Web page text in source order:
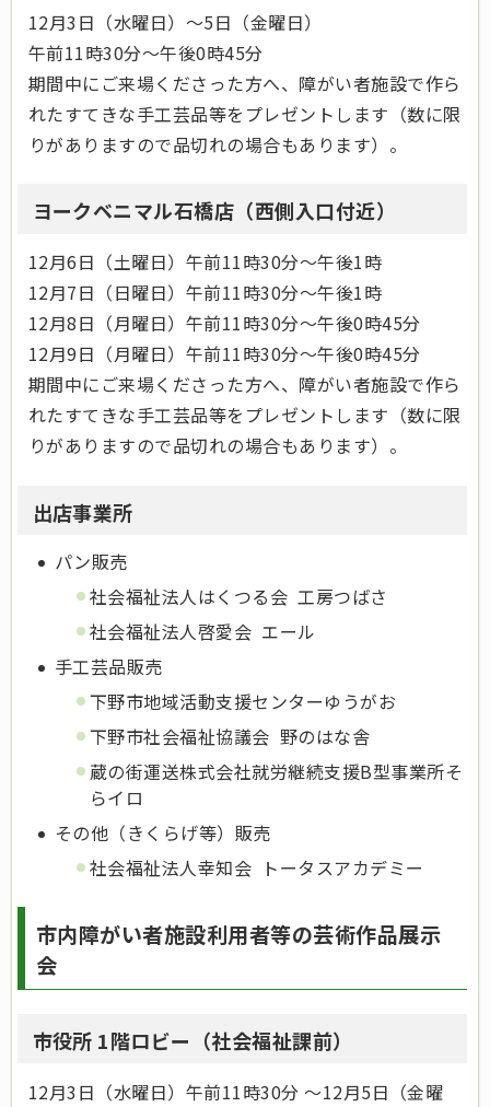
12月3日（水曜日）～5日（金曜日）
午前11時30分～午後0時45分
期間中にご来場くださった方へ、障がい者施設で作ら
れたすてきな手工芸品等をプレゼントします（数に限
りがありますので品切れの場合もあります）。
ヨークベニマル石橋店（西側入口付近）
12月6日（土曜日）午前11時30分～午後1時
12月7日（日曜日）午前11時30分～午後1時
12月8日（月曜日）午前11時30分～午後0時45分
12月9日（月曜日）午前11時30分～午後0時45分
期間中にご来場くださった方へ、障がい者施設で作ら
れたすてきな手工芸品等をプレゼントします（数に限
りがありますので品切れの場合もあります）。
出店事業所
パン販売
社会福祉法人はくつる会 工房つばさ
社会福祉法人啓愛会 エール
手工芸品販売
下野市地域活動支援センターゆうがお
下野市社会福祉協議会 野のはな舎
蔵の街運送株式会社就労継続支援B型事業所そ
らイロ
その他（きくらげ等）販売
社会福祉法人幸知会 トータスアカデミー
市内障がい者施設利用者等の芸術作品展示
会
市役所 1階ロビー（社会福祉課前）
12月3日（水曜日）午前11時30分 ～12月5日（金曜